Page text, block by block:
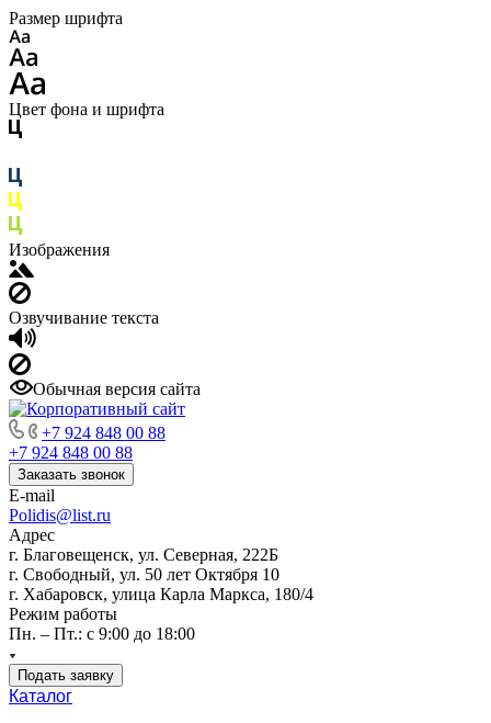
Размер шрифта
Цвет фона и шрифта
Изображения
Озвучивание текста
Обычная версия сайта
+7 924 848 00 88
+7 924 848 00 88
Заказать звонок
E-mail
Polidis@list.ru
Адрес
г. Благовещенск, ул. Северная, 222Б
г. Свободный, ул. 50 лет Октября 10
г. Хабаровск, улица Карла Маркса, 180/4
Режим работы
Пн. – Пт.: с 9:00 до 18:00
Подать заявку
Каталог